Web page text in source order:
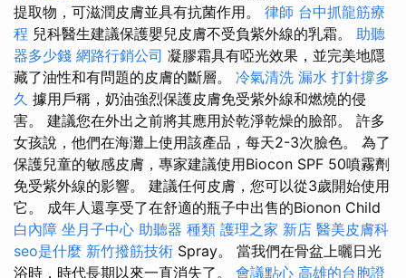
提取物，可滋潤皮膚並具有抗菌作用。 律師 台中抓龍筋療
程 兒科醫生建議保護嬰兒皮膚不受負紫外線的乳霜。 助聽
器多少錢 網路行銷公司 凝膠霜具有啞光效果，並完美地隱
藏了油性和有問題的皮膚的斷層。 冷氣清洗 漏水 打針撐多
久 據用戶稱，奶油強烈保護皮膚免受紫外線和燃燒的侵
害。 建議您在外出之前將其應用於乾淨乾燥的臉部。 許多
女孩說，他們在海灘上使用該產品，每天2-3次臉色。 為了
保護兒童的敏感皮膚，專家建議使用Biocon SPF 50噴霧劑
免受紫外線的影響。 建議任何皮膚，您可以從3歲開始使用
它。 成年人還享受了在舒適的瓶子中出售的Bionon Child
白內障 坐月子中心 助聽器 種類 護理之家 新店 醫美皮膚科
seo是什麼 新竹撥筋技術 Spray。 當我們在骨盆上曬日光
浴時，時代長期以來一直消失了。 會議點心 高雄的台胞證